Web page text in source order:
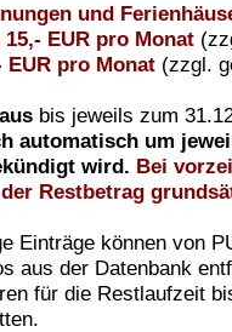
und
EUR pro Monat
EUR pro Monat (zzgl.
bis jeweils zum
automatisch um
wird. Bei
Restbetrag
Einträge können von
aus der Datenbank
für die Restlaufzeit